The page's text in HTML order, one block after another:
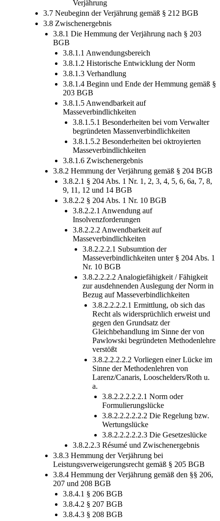
Verjährung
3.7 Neubeginn der Verjährung gemäß § 212 BGB
3.8 Zwischenergebnis
3.8.1 Die Hemmung der Verjährung nach § 203
BGB
3.8.1.1 Anwendungsbereich
3.8.1.2 Historische Entwicklung der Norm
3.8.1.3 Verhandlung
3.8.1.4 Beginn und Ende der Hemmung gemäß §
203 BGB
3.8.1.5 Anwendbarkeit auf
Masseverbindlichkeiten
3.8.1.5.1 Besonderheiten bei vom Verwalter
begründeten Massenverbindlichkeiten
3.8.1.5.2 Besonderheiten bei oktroyierten
Masseverbindlichkeiten
3.8.1.6 Zwischenergebnis
3.8.2 Hemmung der Verjährung gemäß § 204 BGB
3.8.2.1 § 204 Abs. 1 Nr. 1, 2, 3, 4, 5, 6, 6a, 7, 8,
9, 11, 12 und 14 BGB
3.8.2.2 § 204 Abs. 1 Nr. 10 BGB
3.8.2.2.1 Anwendung auf
Insolvenzforderungen
3.8.2.2.2 Anwendbarkeit auf
Masseverbindlichkeiten
3.8.2.2.2.1 Subsumtion der
Masseverbindlichkeiten unter § 204 Abs. 1
Nr. 10 BGB
3.8.2.2.2.2 Analogiefähigkeit / Fähigkeit
zur ausdehnenden Auslegung der Norm in
Bezug auf Masseverbindlichkeiten
3.8.2.2.2.2.1 Ermittlung, ob sich das
Recht als widersprüchlich erweist und
gegen den Grundsatz der
Gleichbehandlung im Sinne der von
Pawlowski begründeten Methodenlehre
verstößt
3.8.2.2.2.2.2 Vorliegen einer Lücke im
Sinne der Methodenlehren von
Larenz/Canaris, Looschelders/Roth u.
a.
3.8.2.2.2.2.2.1 Norm oder
Formulierungslücke
3.8.2.2.2.2.2.2 Die Regelung bzw.
Wertungslücke
3.8.2.2.2.2.2.3 Die Gesetzeslücke
3.8.2.2.3 Résumé und Zwischenergebnis
3.8.3 Hemmung der Verjährung bei
Leistungsverweigerungsrecht gemäß § 205 BGB
3.8.4 Hemmung der Verjährung gemäß den §§ 206,
207 und 208 BGB
3.8.4.1 § 206 BGB
3.8.4.2 § 207 BGB
3.8.4.3 § 208 BGB